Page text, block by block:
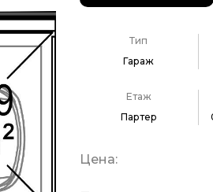
Тип
Гараж
Етаж
Партер
Цена: